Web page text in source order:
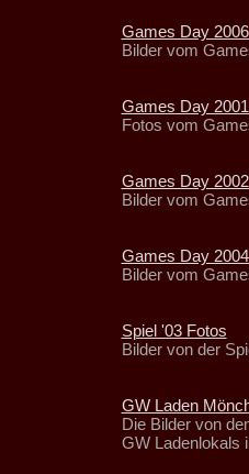
Games Day
Bilder vom
Games Day
Fotos vom
Games Day
Bilder vom
Games Day
Bilder vom
Spiel '03 Fotos
Bilder von der
GW Laden
Die Bilder von
GW Ladenlokals